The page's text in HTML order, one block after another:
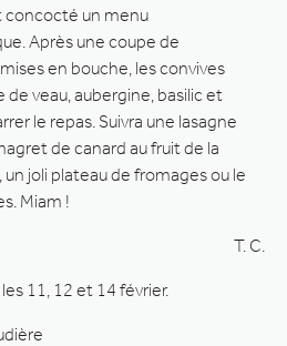
concocté un menu
Après une coupe de
en bouche, les convives
veau, aubergine, basilic et
le repas. Suivra une lasagne
de canard au fruit de la
joli plateau de fromages ou le
Miam !
T. C.
11, 12 et 14 février.